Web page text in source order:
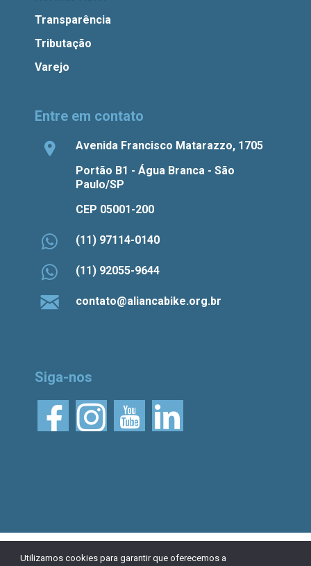
Transparência
Tributação
Varejo
Entre em contato
Avenida Francisco Matarazzo, 1705
Portão B1 - Água Branca - São
Paulo/SP
CEP 05001-200
(11) 97114-0140
(11) 92055-9644
contato@aliancabike.org.br
Siga-nos
© 2026 Aliança Bike. Esta obra está licenciada
Utilizamos cookies para garantir que oferecemos a